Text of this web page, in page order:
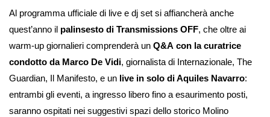
Al programma ufficiale di live e dj set si affiancherà anche
quest’anno il palinsesto di Transmissions OFF, che oltre ai
warm-up giornalieri comprenderà un Q&A con la curatrice
condotto da Marco De Vidi, giornalista di Internazionale, The
Guardian, Il Manifesto, e un live in solo di Aquiles Navarro:
entrambi gli eventi, a ingresso libero fino a esaurimento posti,
saranno ospitati nei suggestivi spazi dello storico Molino